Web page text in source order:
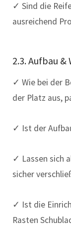
✓ Sind die
ausreichend
2.3. Aufbau &
✓ Wie bei der
der Platz aus,
✓ Ist der
✓ Lassen sich
sicher
✓ Ist die
Rasten